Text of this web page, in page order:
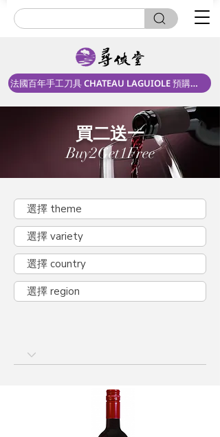
法國百年手工刀具 CHATEAU LAGUIOLE 預購中！
買二送一
Buy2Get1Free